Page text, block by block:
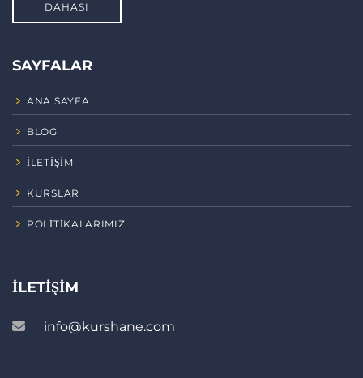
DAHASI
SAYFALAR
ANA SAYFA
BLOG
İLETIŞIM
KURSLAR
POLITIKALARIMIZ
İLETIŞIM
info@kurshane.com